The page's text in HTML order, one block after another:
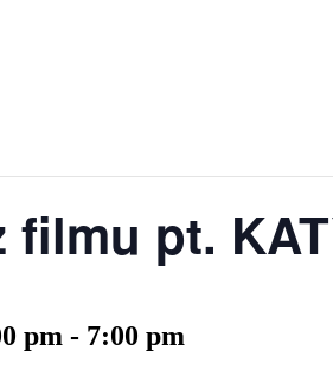
filmu pt.
pm - 7:00 pm